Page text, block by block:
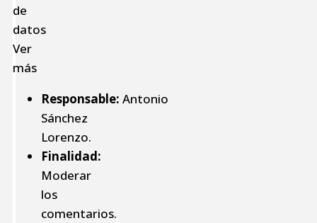
de
datos
Ver
más
Responsable: Antonio
Sánchez
Lorenzo.
Finalidad:
Moderar
los
comentarios.